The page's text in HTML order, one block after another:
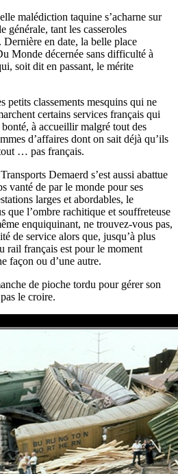
malédiction taquine s’acharne sur
générale, tant les casseroles
Dernière en date, la belle place
Monde décernée sans difficulté à
soit dit en passant, le mérite
petits classements mesquins qui ne
certains services français qui
à accueillir malgré tout des
d’affaires dont on sait déjà qu’ils
… pas français.
Demaerd s’est aussi abattue
vanté de par le monde pour ses
larges et abordables, le
que l’ombre rachitique et souffreteuse
enquiquinant, ne trouvez-vous pas,
de service alors que, jusqu’à plus
rail français est pour le moment
façon ou d’une autre.
de pioche tordu pour gérer son
le croire.